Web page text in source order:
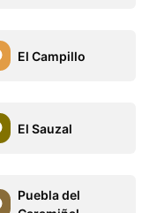
El Campillo
El Sauzal
Puebla del